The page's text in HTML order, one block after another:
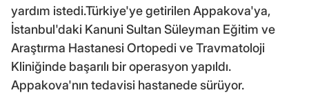
yardım istedi.Türkiye'ye getirilen Appakova'ya,
İstanbul'daki Kanuni Sultan Süleyman Eğitim ve
Araştırma Hastanesi Ortopedi ve Travmatoloji
Kliniğinde başarılı bir operasyon yapıldı.
Appakova'nın tedavisi hastanede sürüyor.